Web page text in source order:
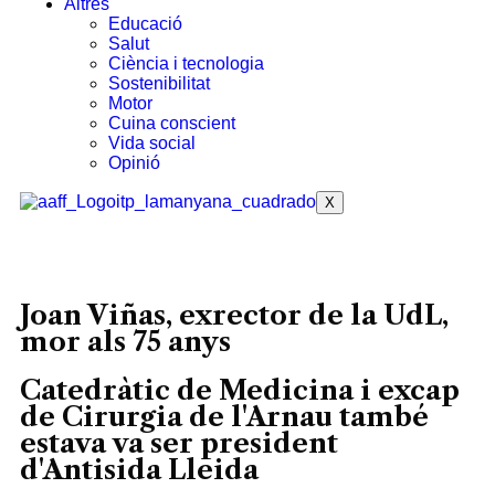
Altres
Educació
Salut
Ciència i tecnologia
Sostenibilitat
Motor
Cuina conscient
Vida social
Opinió
X
Joan Viñas, exrector de la UdL,
mor als 75 anys
Catedràtic de Medicina i excap
de Cirurgia de l'Arnau també
estava va ser president
d'Antisida Lleida